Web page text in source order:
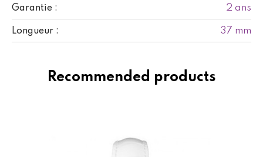
Garantie : 2 ans
Longueur : 37 mm
Recommended products